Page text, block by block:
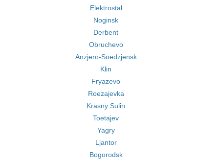
Elektrostal
Noginsk
Derbent
Obruchevo
Anzjero-Soedzjensk
Klin
Fryazevo
Roezajevka
Krasny Sulin
Toetajev
Yagry
Ljantor
Bogorodsk